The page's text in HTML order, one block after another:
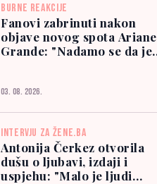
BURNE REAKCIJE
Fanovi zabrinuti nakon
objave novog spota Ariane
Grande: "Nadamo se da je
03. 08. 2026.
INTERVJU ZA ŽENE.BA
Antonija Čerkez otvorila
dušu o ljubavi, izdaji i
uspjehu: "Malo je ljudi